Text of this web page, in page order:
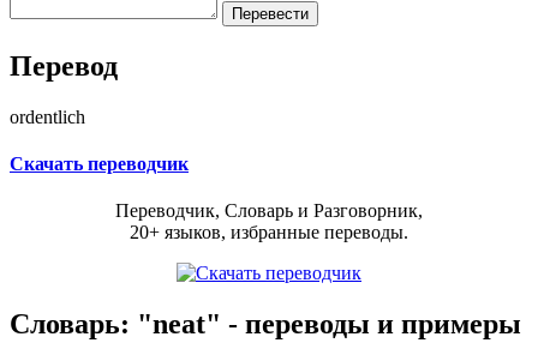
Перевод
ordentlich
Скачать переводчик
Переводчик, Словарь и Разговорник,
20+ языков, избранные переводы.
Словарь: "neat" - переводы и примеры